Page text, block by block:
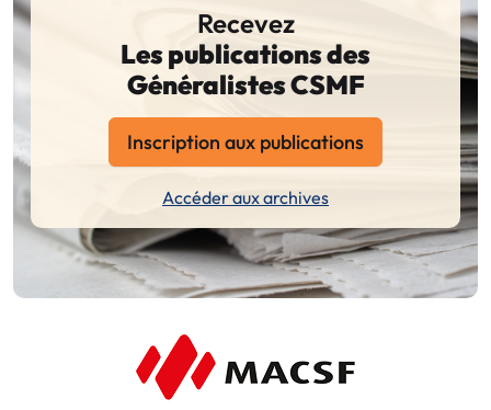
Recevez
Les publications des
Généralistes CSMF
Inscription aux publications
Accéder aux archives